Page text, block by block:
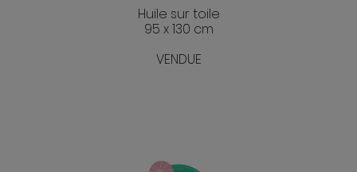
Huile sur toile
95 x 130 cm
VENDUE